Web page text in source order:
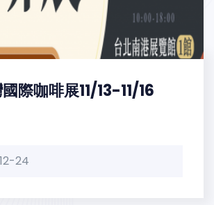
際咖啡展11/13-11/16
24